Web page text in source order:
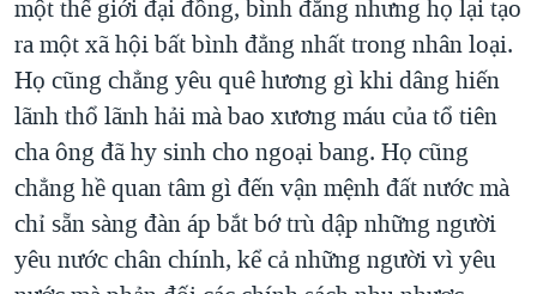
một thế giới đại đồng, bình đẳng nhưng họ lại tạo
ra một xã hội bất bình đẳng nhất trong nhân loại.
Họ cũng chẳng yêu quê hương gì khi dâng hiến
lãnh thổ lãnh hải mà bao xương máu của tổ tiên
cha ông đã hy sinh cho ngoại bang. Họ cũng
chẳng hề quan tâm gì đến vận mệnh đất nước mà
chỉ sẵn sàng đàn áp bắt bớ trù dập những người
yêu nước chân chính, kể cả những người vì yêu